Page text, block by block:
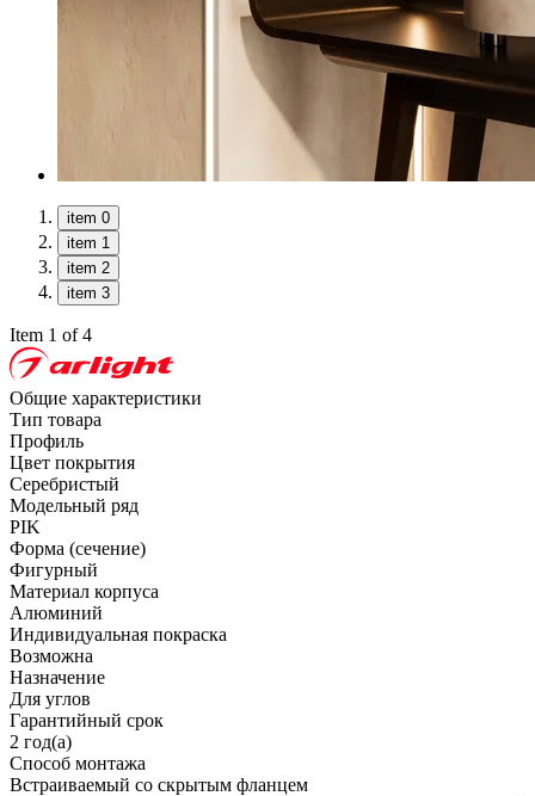
item 0
item 1
item 2
item 3
Item 1 of 4
Общие характеристики
Тип товара
Профиль
Цвет покрытия
Серебристый
Модельный ряд
PIK
Форма (сечение)
Фигурный
Материал корпуса
Алюминий
Индивидуальная покраска
Возможна
Назначение
Для углов
Гарантийный срок
2 год(а)
Способ монтажа
Встраиваемый со скрытым фланцем